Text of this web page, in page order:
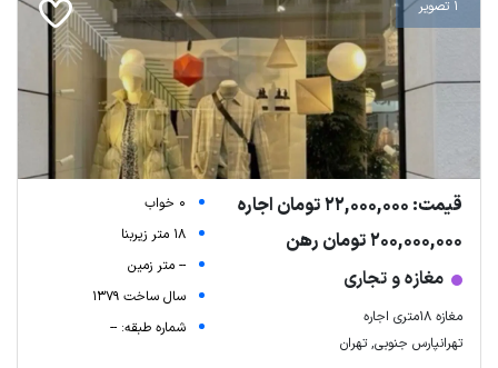
1 تصویر
قیمت: 22,000,000 تومان اجاره
200,000,000 تومان رهن
مغازه و تجاری
مغازه ۱۸متری اجاره
تهرانپارس جنوبی, تهران
0 خواب
18 متر زیربنا
-- متر زمین
سال ساخت 1379
شماره طبقه: --